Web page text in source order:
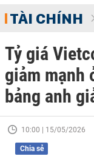
TÀI CHÍNH
Tỷ giá
giảm mạnh
bảng anh
10:00 | 15/05/2026
Chia sẻ